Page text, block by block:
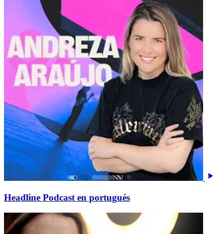
Headline Podcast en portugués